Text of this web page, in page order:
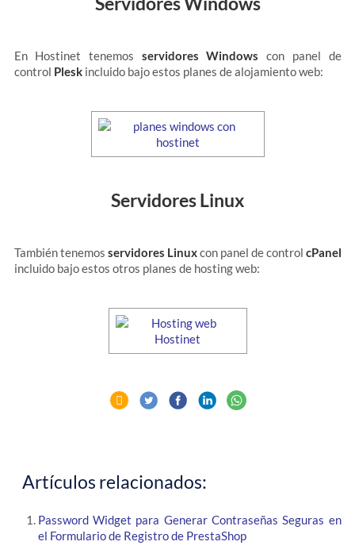
En Hostinet tenemos servidores Windows con panel de
control Pleskincluido bajo estos planes de alojamiento web:
Servidores Linux
También tenemos servidores Linuxcon panel de control cPanel
incluido bajo estos otros planes de hosting web:
Artículos relacionados:
Password Widget para Generar Contraseñas Seguras en
el Formulario de Registro de PrestaShop